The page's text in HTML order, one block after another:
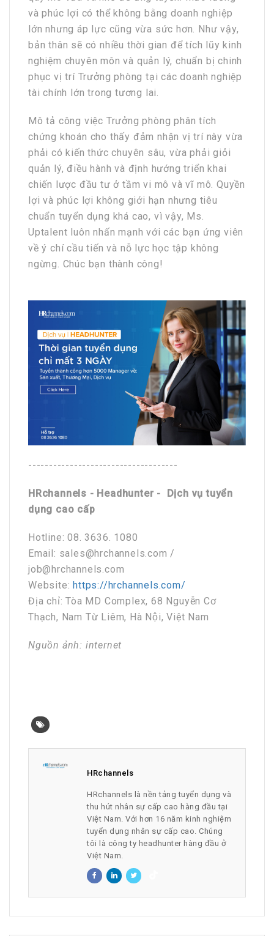
và phúc lợi có thể không bằng doanh nghiệp
lớn nhưng áp lực cũng vừa sức hơn. Như vậy,
bản thân sẽ có nhiều thời gian để tích lũy kinh
nghiệm chuyên môn và quản lý, chuẩn bị chinh
phục vị trí Trưởng phòng tại các doanh nghiệp
tài chính lớn trong tương lai.
Mô tả công việc Trưởng phòng phân tích
chứng khoán cho thấy đảm nhận vị trí này vừa
phải có kiến thức chuyên sâu, vừa phải giỏi
quản lý, điều hành và định hướng triển khai
chiến lược đầu tư ở tầm vi mô và vĩ mô. Quyền
lợi và phúc lợi không giới hạn nhưng tiêu
chuẩn tuyển dụng khá cao, vì vậy, Ms.
Uptalent luôn nhấn mạnh với các bạn ứng viên
về ý chí cầu tiến và nỗ lực học tập không
ngừng. Chúc bạn thành công!
------------------------------------
HRchannels - Headhunter - Dịch vụ tuyển
dụng cao cấp
Hotline: 08. 3636. 1080
Email: sales@hrchannels.com /
job@hrchannels.com
Website:https://hrchannels.com/
Địa chỉ: Tòa MD Complex, 68 Nguyễn Cơ
Thạch, Nam Từ Liêm, Hà Nội, Việt Nam
Nguồn ảnh: internet
HRchannels
HRchannels là nền tảng tuyển dụng và
thu hút nhân sự cấp cao hàng đầu tại
Việt Nam. Với hơn 16 năm kinh nghiệm
tuyển dụng nhân sự cấp cao. Chúng
tôi là công ty headhunter hàng đầu ở
Việt Nam.